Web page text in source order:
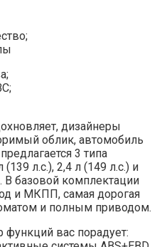
дизайнеры
облик, автомобиль
3 типа
л.с.), 2,4 л (149 л.с.) и
В базовой комплектации
и МКПП, самая дорогая
и полным приводом.
вас порадует: